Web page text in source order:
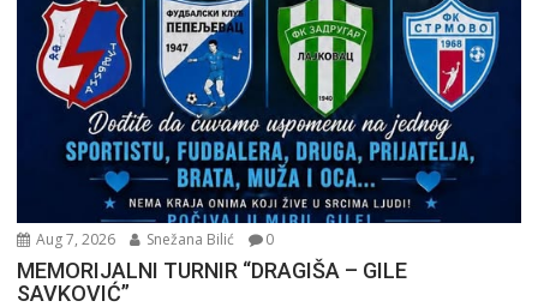
Aug 7, 2026 Snežana Bilić 0
MEMORIJALNI TURNIR “DRAGIŠA – GILE
SAVKOVIĆ”